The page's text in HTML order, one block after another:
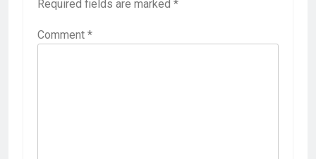
Required fields are marked *
Comment *